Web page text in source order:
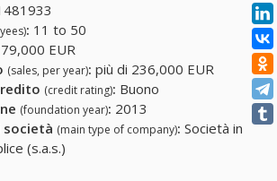
: 11 to 50
EUR
(sales, per year): più di 236,000 EUR
(credit rating): Buono
(foundation year): 2013
società (main type of company): Società in
(s.a.s.)